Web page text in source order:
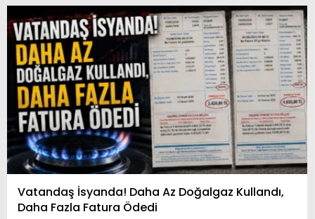
Vatandaş İsyanda! Daha Az Doğalgaz Kullandı,
Daha Fazla Fatura Ödedi